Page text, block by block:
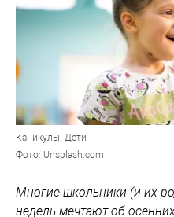
Каникулы. Дети
Фото: Unsplash.com
Многие школьники (и их
недель мечтают об